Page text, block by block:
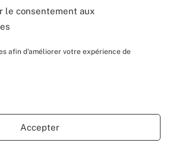
le consentement aux
afin d'améliorer votre expérience de
Accepter
Blog